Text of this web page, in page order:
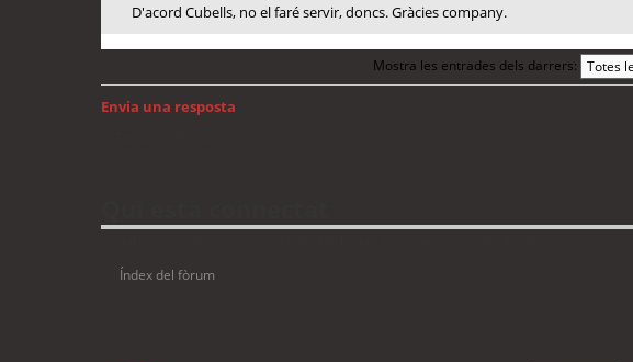
D'acord Cubells, no el faré servir, doncs. Gràcies company.
Mostra les entrades dels darrers:
Envia una resposta
Índex del fòrum